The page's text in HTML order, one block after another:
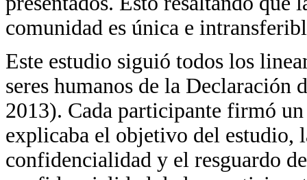
comunidad es única e
Este estudio siguió todos los
seres humanos de la
2013). Cada participante firmó
explicaba el objetivo del estudio,
confidencialidad y el resguardo